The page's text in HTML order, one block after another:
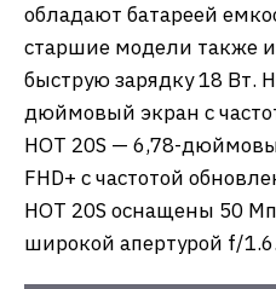
обладают батареей
старшие модели также
быструю зарядку 18 Вт.
дюймовый экран с
HOT 20S — 6,78-
FHD+ с частотой
HOT 20S оснащены 50
широкой апертурой f/1.6.